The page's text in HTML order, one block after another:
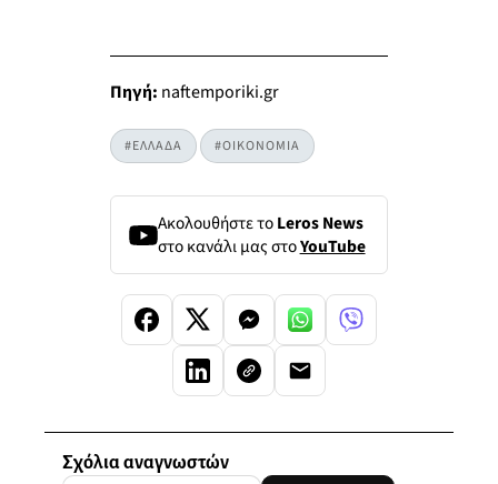
Πηγή: naftemporiki.gr
#ΕΛΛΑΔΑ #ΟΙΚΟΝΟΜΙΑ
Ακολουθήστε τοLeros News
στο κανάλι μας στοYouTube
Σχόλια αναγνωστών